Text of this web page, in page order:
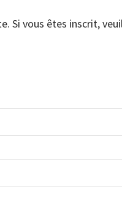
vous êtes inscrit,